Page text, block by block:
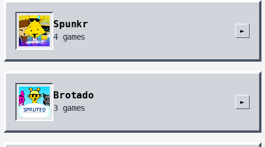
Spunkr
4 games
►
Brotado
3 games
►